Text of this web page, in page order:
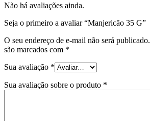
Não há avaliações ainda.
Seja o primeiro a avaliar “Manjericão 35 G”
O seu endereço de e-mail não será publicado.
são marcados com *
Sua avaliação *
Sua avaliação sobre o produto *